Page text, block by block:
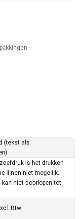
(tekst als
is het drukken
lijnen niet mogelijk.
kan niet doorlopen tot
Btw